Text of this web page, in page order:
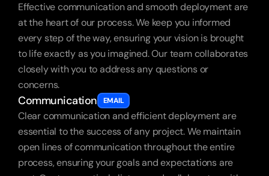
Effective communication and smooth deployment are
at the heart of our process. We keep you informed
every step of the way, ensuring your vision is brought
to life exactly as you imagined. Our team collaborates
closely with you to address any questions or
concerns.
Communication EMAIL
Clear communication and efficient deployment are
essential to the success of any project. We maintain
open lines of communication throughout the entire
process, ensuring your goals and expectations are